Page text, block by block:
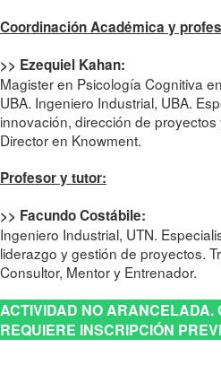
Coordinación Académica y
>> Ezequiel Kahan:
Magister en Psicología Cognitiva
UBA. Ingeniero Industrial, UBA.
innovación, dirección de
Director en Knowment.
Profesor y tutor:
>> Facundo Costábile:
Ingeniero Industrial, UTN.
liderazgo y gestión de proyectos.
Consultor, Mentor y Entrenador.
ACTIVIDAD NO ARANCELADA.
REQUIERE INSCRIPCIÓN